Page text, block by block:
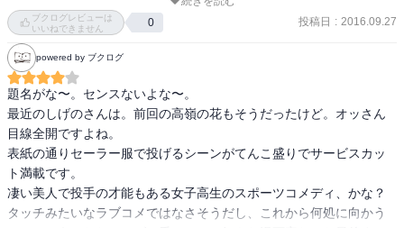
しかし、読了後も、何となく信じられない。
ブクログレビューは
いいねできません
0 投稿日 : 2016.09.27
powered by ブクログ
題名がな〜。センスないよな〜。
最近のしげのさんは。前回の高嶺の花もそうだったけど。オッさん
目線全開ですよね。
表紙の通りセーラー服で投げるシーンがてんこ盛りでサービスカッ
ト満載です。
凄い美人で投手の才能もある女子高生のスポーツコメディ、かな？
タッチみたいなラブコメではなさそうだし、これから何処に向かう